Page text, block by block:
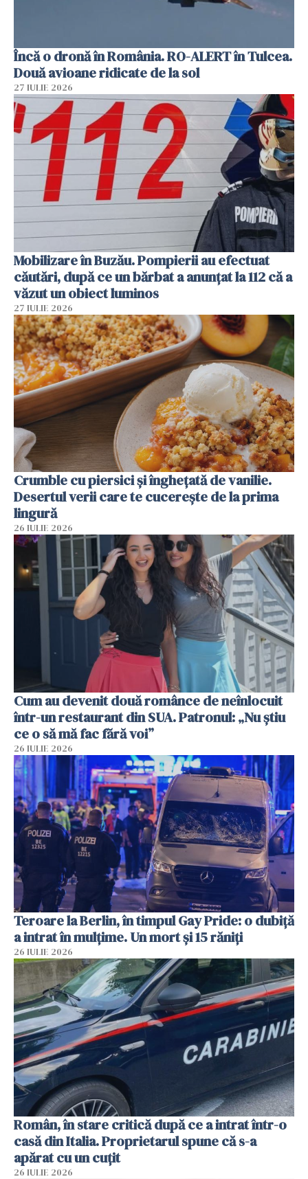
Încă o dronă în România. RO-ALERT în Tulcea.
Două avioane ridicate de la sol
27 IULIE 2026
Mobilizare în Buzău. Pompierii au efectuat
căutări, după ce un bărbat a anunțat la 112 că a
văzut un obiect luminos
27 IULIE 2026
Crumble cu piersici și înghețată de vanilie.
Desertul verii care te cucerește de la prima
lingură
26 IULIE 2026
Cum au devenit două românce de neînlocuit
într-un restaurant din SUA. Patronul: „Nu știu
ce o să mă fac fără voi”
26 IULIE 2026
Teroare la Berlin, în timpul Gay Pride: o dubiță
a intrat în mulțime. Un mort și 15 răniți
26 IULIE 2026
Român, în stare critică după ce a intrat într-o
casă din Italia. Proprietarul spune că s-a
apărat cu un cuțit
26 IULIE 2026